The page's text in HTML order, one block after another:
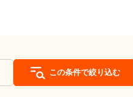
この条件で絞り込む